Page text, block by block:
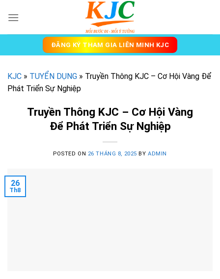
ĐĂNG KÝ THAM GIA LIÊN MINH KJC
KJC » TUYỂN DỤNG » Truyền Thông KJC – Cơ Hội Vàng Để
Phát Triển Sự Nghiệp
Truyền Thông KJC – Cơ Hội Vàng
Để Phát Triển Sự Nghiệp
POSTED ON 26 THÁNG 8, 2025 BY ADMIN
26
Th8